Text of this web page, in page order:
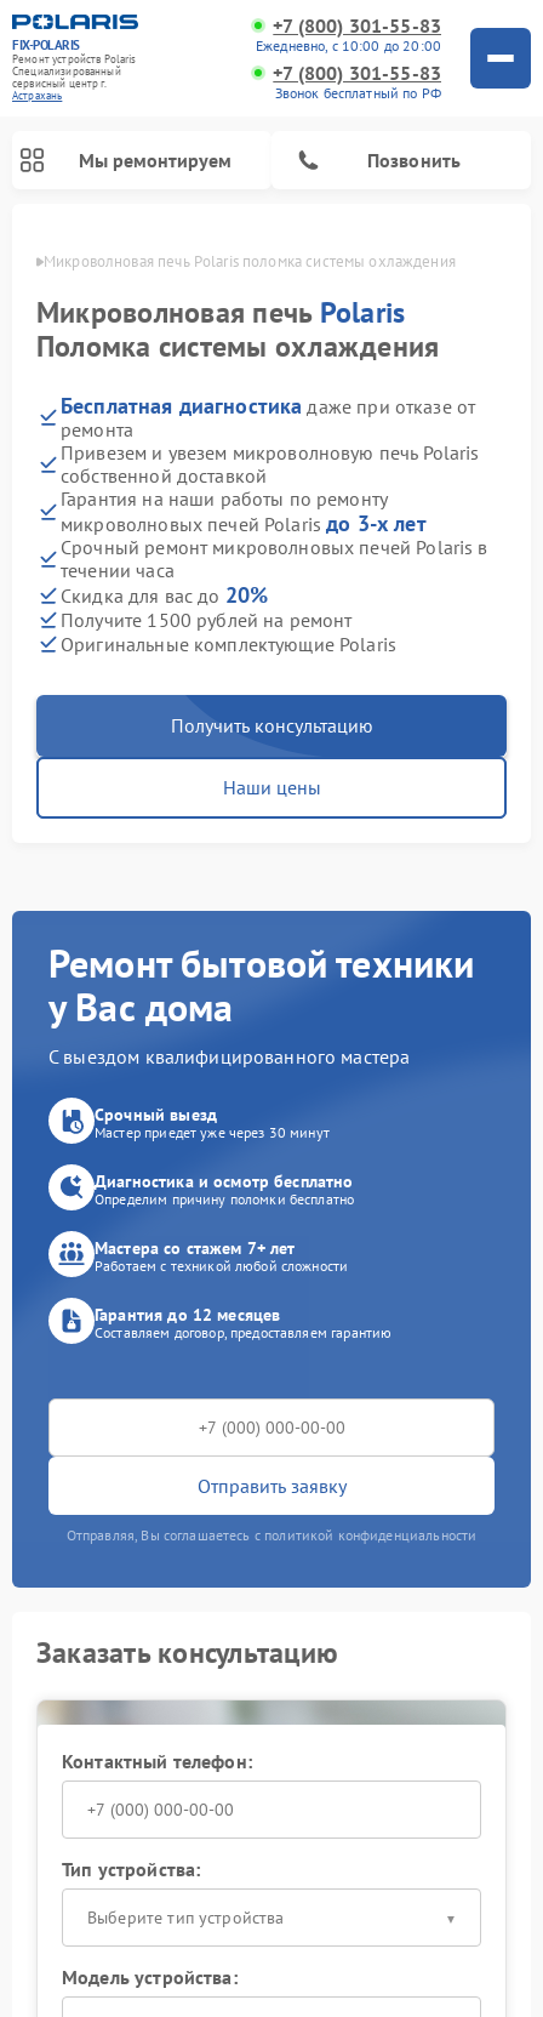
FIX-POLARIS
Ремонт устройств Polaris
Специализированный
cервисный центр г.
Астрахань
+7 (800) 301-55-83
Ежедневно, с 10:00 до 20:00
+7 (800) 301-55-83
Звонок бесплатный по РФ
Мы ремонтируем Позвонить
Микроволновая печь Polaris поломка системы охлаждения
Микроволновая печь Polaris
Поломка системы охлаждения
Бесплатная диагностика даже при отказе от
ремонта
Привезем и увезем микроволновую печь Polaris
собственной доставкой
Гарантия на наши работы по ремонту
микроволновых печей Polarisдо 3-х лет
Срочный ремонт микроволновых печей Polaris в
течении часа
Скидка для вас до 20%
Получите 1500 рублей на ремонт
Оригинальные комплектующие Polaris
Получить консультацию
Наши цены
Ремонт бытовой техники
у Вас дома
С выездом квалифицированного мастера
Срочный выезд
Мастер приедет уже через 30 минут
Диагностика и осмотр бесплатно
Определим причину поломки бесплатно
Мастера со стажем 7+ лет
Работаем с техникой любой сложности
Гарантия до 12 месяцев
Составляем договор, предоставляем гарантию
Отправить заявку
Отправляя, Вы соглашаетесь с политикой конфиденциальности
Заказать консультацию
Контактный телефон:
Тип устройства:
Выберите тип устройства
Модель устройства: